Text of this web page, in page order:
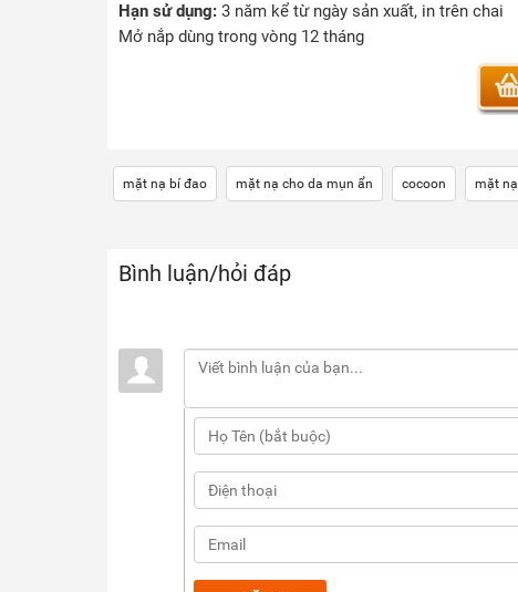
Hạn sử dụng: 3 năm kể từ ngày sản xuất, in trên chai
Mở nắp dùng trong vòng 12 tháng
mặt nạ bí đao mặt nạ cho da mụn ẩn cocoon mặt nạ
Bình luận/hỏi đáp